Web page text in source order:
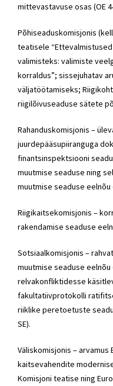
mittevastavuse osas (OE
Põhiseaduskomisjonis
teatisele “Ettevalmistused
valimisteks: valimiste
korraldus”; sissejuhatav
väljatöötamiseks;
riigilõivuseaduse sätete
Rahanduskomisjonis –
juurdepääsupiiranguga
finantsinspektsiooni
muutmise seaduse ning
muutmise seaduse eelnõu
Riigikaitsekomisjonis –
rakendamise seaduse
Sotsiaalkomisjonis –
muutmise seaduse eelnõu
relvakonfliktidesse
fakultatiivprotokolli
riiklike peretoetuste
SE).
Väliskomisjonis –
kaitsevahendite
Komisjoni teatise ning